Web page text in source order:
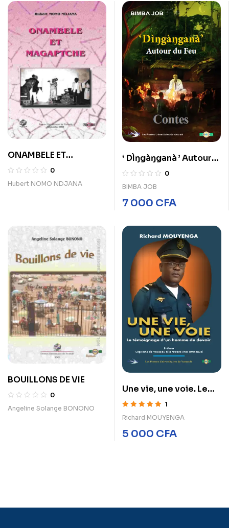
ONAMBELE ET
MAGAPTCHE
0
Hubert NOMO NDJANA
‘ DÌŋgàŋganà ’ Autour
du Feu
0
BIMBA JOB
7 000 CFA
BOUILLONS DE VIE
0
Angeline Solange BONONO
Une vie, une voie. Le
témoignage d’un
homme de devoir
1
Richard MOUYENGA
5 000 CFA